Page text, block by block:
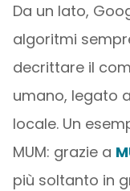
Da un lato,
algoritmi
decrittare il
umano, legato
locale. Un
MUM: grazie a
più soltanto in